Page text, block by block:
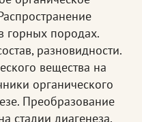
горных породах.
разновидности.
вещества на
органического
Преобразование
стадии диагенеза.